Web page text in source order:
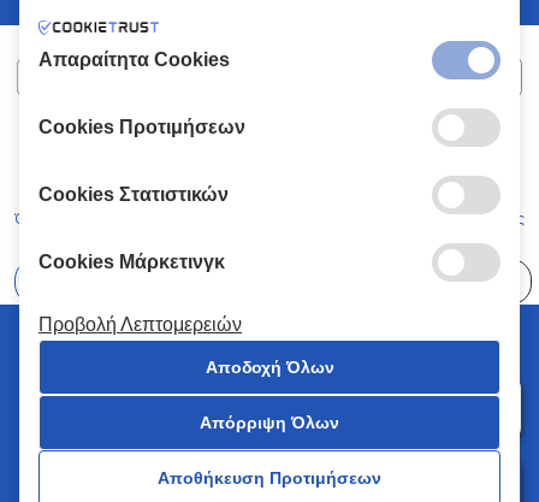
ΧΑΛΚΙΑΔΑΚΗΣ Α.Ε.
Όροι και Προϋποθέσεις Κώδικας Δεοντολογίας
© 2026 Χαλκιαδάκης all rights reserved
Απαραίτητα Cookies
Cookies Προτιμήσεων
Cookies Στατιστικών
Cookies Μάρκετινγκ
Προβολή Λεπτομερειών
Αποδοχή Όλων
Απόρριψη Όλων
Αποθήκευση Προτιμήσεων